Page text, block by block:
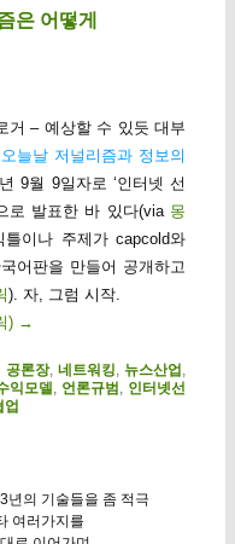
은 어떻게
– 예상할 수 있듯 대부
오늘날 저널리즘과 정보의
9월 9일자로 ‘인터넷 선
로 발표한 바 있다(via 몽
이나 주제가 capcold와
어판을 만들어 공개하고
). 자, 그럼 시작.
) →
공론장,네트워킹, 뉴스산업,
익모델, 언론규범, 인터넷선
업
년의 기술들을 좀 적극
여러가지를